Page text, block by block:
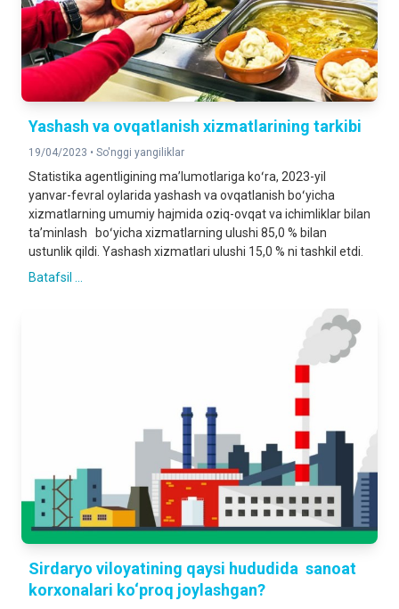
Yashash va ovqatlanish xizmatlarining tarkibi
19/04/2023 • So'nggi yangiliklar
Statistika agentligining maʼlumotlariga koʻra, 2023-yil
yanvar-fevral oylarida yashash va ovqatlanish boʻyicha
xizmatlarning umumiy hajmida oziq-ovqat va ichimliklar bilan
taʼminlash boʻyicha xizmatlarning ulushi 85,0 % bilan
ustunlik qildi. Yashash xizmatlari ulushi 15,0 % ni tashkil etdi.
Batafsil ...
Sirdaryo viloyatining qaysi hududida sanoat
korxonalari ko‘proq joylashgan?